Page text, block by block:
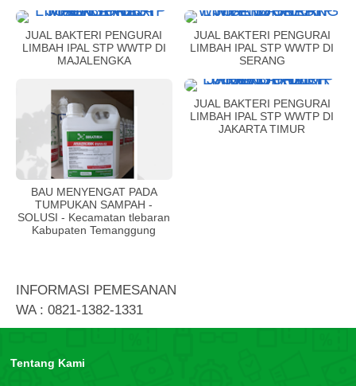
JUAL BAKTERI PENGURAI
LIMBAH IPAL STP WWTP DI
MAJALENGKA
JUAL BAKTERI PENGURAI
LIMBAH IPAL STP WWTP DI
SERANG
BAU MENYENGAT PADA
TUMPUKAN SAMPAH -
SOLUSI - Kecamatan tlebaran
Kabupaten Temanggung
JUAL BAKTERI PENGURAI
LIMBAH IPAL STP WWTP DI
JAKARTA TIMUR
INFORMASI PEMESANAN
WA : 0821-1382-1331
Tentang Kami